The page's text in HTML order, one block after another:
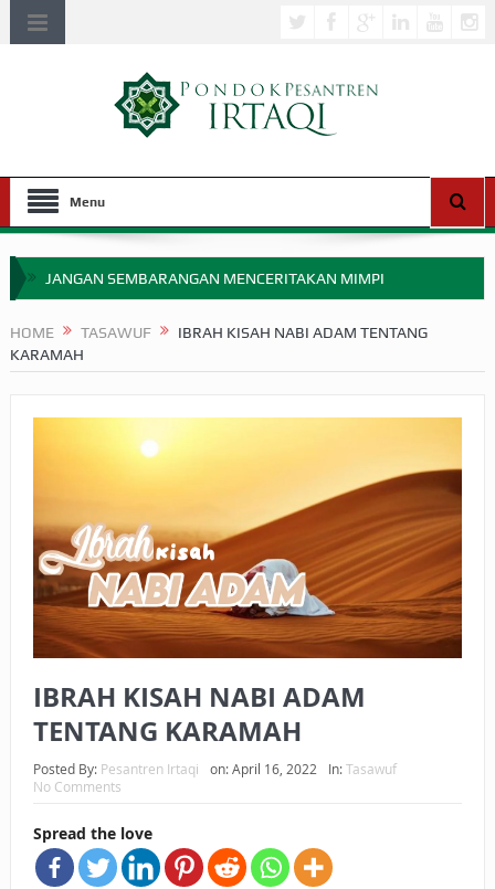
Menu
JANGAN SEMBARANGAN MENCERITAKAN MIMPI
MIMPI YANG DIABAIKAN MENJELANG PERANG BADAR
SEBELUM TIBA SAAT WAJIB?
BAGAIMANA CARA MEMBAYAR ZAKAT UANG?
UANG HARAM BISA MENJADI HALAL JIKA SEBAB
KEPEMILIKANNYA BERUBAH
ISTIDLAL BATIL VS ISTIDLAL SYAR’I
BAHASA CINTA KARENA ALLAH
HUKUM MEMBAYAR ZAKAT DENGAN CARA MENGANGSUR
HUKUM MEMBAYAR ZAKAT KEPADA KERABAT SENDIRI
HOME TASAWUF
IBRAH KISAH NABI ADAM TENTANG
KARAMAH
IBRAH KISAH NABI ADAM
TENTANG KARAMAH
Posted By: Pesantren Irtaqi on:April 16, 2022 In:Tasawuf
No Comments
Spread the love